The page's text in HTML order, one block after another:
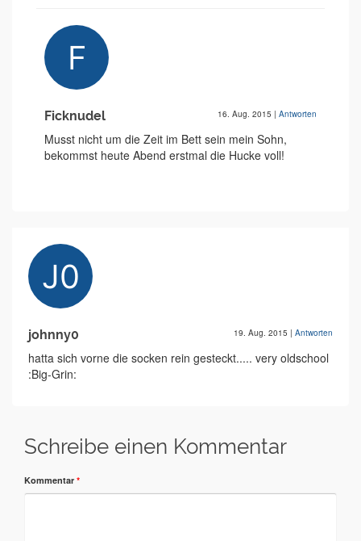
Ficknudel 16. Aug. 2015 | Antworten
Musst nicht um die Zeit im Bett sein mein Sohn,
bekommst heute Abend erstmal die Hucke voll!
johnny0 19. Aug. 2015 | Antworten
hatta sich vorne die socken rein gesteckt..... very oldschool
:Big-Grin:
Schreibe einen Kommentar
Kommentar *